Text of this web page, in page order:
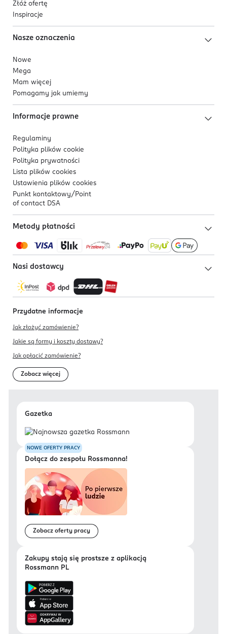
Złóż ofertę
Inspiracje
Nasze oznaczenia
Nowe
Mega
Mam więcej
Pomagamy jak umiemy
Informacje prawne
Regulaminy
Polityka plików cookie
Polityka prywatności
Lista plików cookies
Ustawienia plików cookies
Punkt kontaktowy/ Point
of contact DSA
Metody płatności
Nasi dostawcy
Przydatne informacje
Jak złożyć zamówienie?
Jakie są formy i koszty dostawy?
Jak opłacić zamówienie?
Zobacz więcej
Gazetka
NOWE OFERTY PRACY
Dołącz do zespołu Rossmanna!
Zobacz oferty pracy
Zakupy stają się prostsze z aplikacją
Rossmann PL